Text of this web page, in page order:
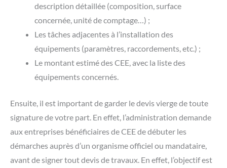
description détaillée (composition, surface
concernée, unité de comptage…) ;
Les tâches adjacentes à l’installation des
équipements (paramètres, raccordements, etc.) ;
Le montant estimé des CEE, avec la liste des
équipements concernés.
Ensuite, il est important de garder le devis vierge de toute
signature de votre part. En effet, l’administration demande
aux entreprises bénéficiaires de CEE de débuter les
démarches auprès d’un organisme officiel ou mandataire,
avant de signer tout devis de travaux. En effet, l’objectif est